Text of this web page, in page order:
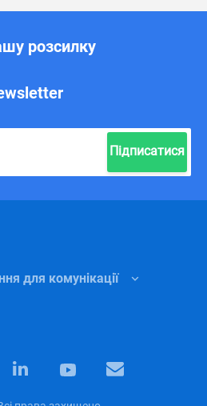
розсилку
Підписатися
для командної співпраці
для комунікації